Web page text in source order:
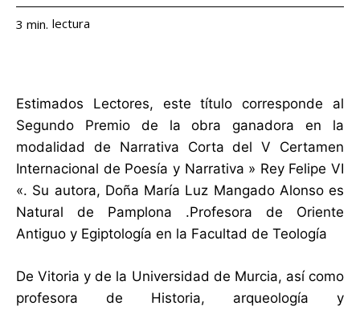
3 min. lectura
Estimados Lectores, este título corresponde al
Segundo Premio de la obra ganadora en la
modalidad de Narrativa Corta del V Certamen
Internacional de Poesía y Narrativa » Rey Felipe VI
«. Su autora, Doña María Luz Mangado Alonso es
Natural de Pamplona .Profesora de Oriente
Antiguo y Egiptología en la Facultad de Teología
De Vitoria y de la Universidad de Murcia, así como
profesora de Historia, arqueología y